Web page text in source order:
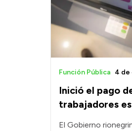
Inició el pago
trabajadores
Función Pública 4 de
El Gobierno